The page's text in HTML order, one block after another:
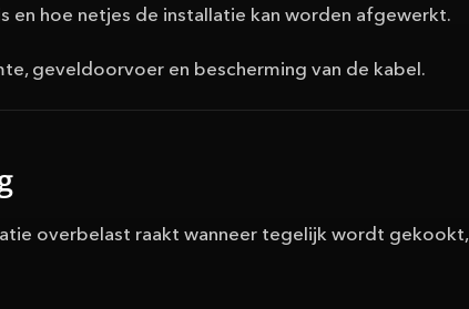
hoe netjes de installatie kan worden afgewerkt.
geveldoorvoer en bescherming van de kabel.
overbelast raakt wanneer tegelijk wordt gekookt,